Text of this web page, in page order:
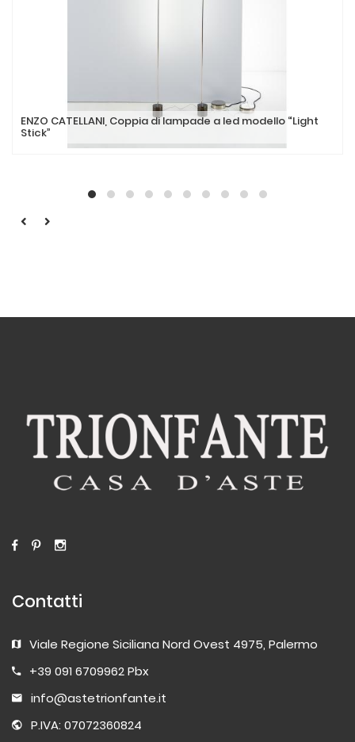
ENZO CATELLANI, Coppia di lampade a led modello “Light
Stick”
Contatti
Viale Regione Siciliana Nord Ovest 4975, Palermo
+39 091 6709962 Pbx
info@astetrionfante.it
P.IVA: 07072360824